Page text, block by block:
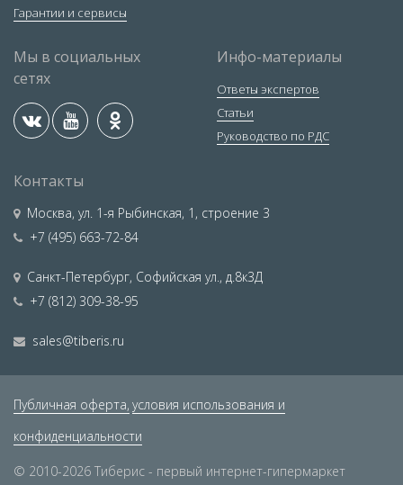
Гарантии и сервисы
Мы в социальных
сетях
Инфо-материалы
Ответы экспертов
Статьи
Руководство по РДС
Контакты
Москва, ул. 1-я Рыбинская, 1, строение 3
+7 (495) 663-72-84
Санкт-Петербург, Софийская ул., д.8к3Д
+7 (812) 309-38-95
sales@tiberis.ru
Публичная оферта, условия использования и
конфиденциальности
© 2010-2026 Тиберис - первый интернет-гипермаркет